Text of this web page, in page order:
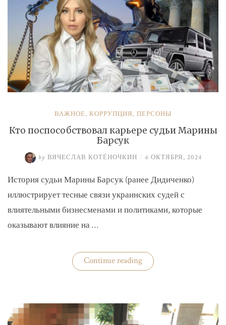
ВАЖНОЕ, КОРРУПЦИЯ, ПЕРСОНЫ
Кто поспособствовал карьере судьи Марины
Барсук
by ВЯЧЕСЛАВ КОТЁНОЧКИН / 6 ОКТЯБРЯ, 2024
История судьи Марины Барсук (ранее Дидиченко)
иллюстрирует тесные связи украинских судей с
влиятельными бизнесменами и политиками, которые
оказывают влияние на …
Continue reading«Кто
поспособствовал
Барсук»